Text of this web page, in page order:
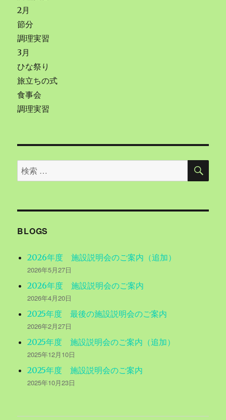
2月
節分
調理実習
3月
ひな祭り
旅立ちの式
食事会
調理実習
検
索
象:
検
BLOGS
2026年度 施設説明会のご案内（追加）
2026年5月27日
2026年度 施設説明会のご案内
2026年4月20日
2025年度 最後の施設説明会のご案内
2026年2月27日
2025年度 施設説明会のご案内（追加）
2025年12月10日
2025年度 施設説明会のご案内
2025年10月23日